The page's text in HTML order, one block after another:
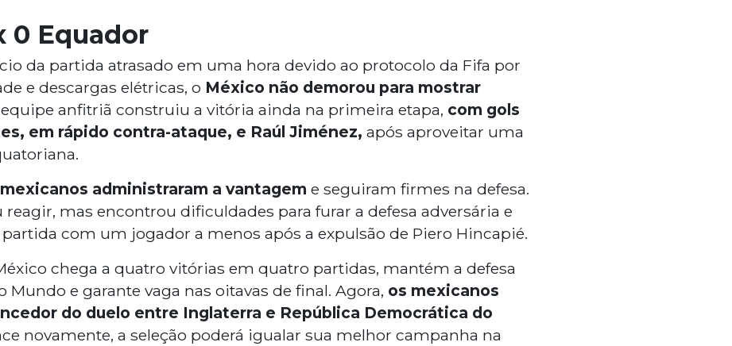
0 Equador
da partida atrasado em uma hora devido ao protocolo da Fifa por
e descargas elétricas, o México não demorou para mostrar
equipe anfitriã construiu a vitória ainda na primeira etapa, com gols
em rápido contra-ataque, e Raúl Jiménez, após aproveitar uma
administraram a vantagem e seguiram firmes na defesa.
mas encontrou dificuldades para furar a defesa adversária e
com um jogador a menos após a expulsão de Piero Hincapié.
chega a quatro vitórias em quatro partidas, mantém a defesa
Mundo e garante vaga nas oitavas de final. Agora, os mexicanos
do duelo entre Inglaterra e República Democrática do
novamente, a seleção poderá igualar sua melhor campanha na